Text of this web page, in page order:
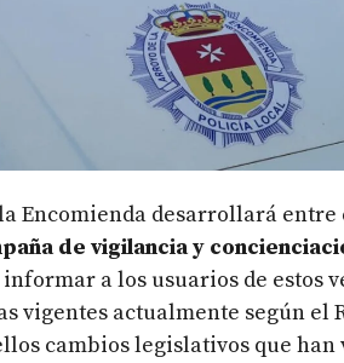
Encomienda desarrollará entre
de vigilancia y
a los usuarios de estos
vigentes actualmente según el
cambios legislativos que han